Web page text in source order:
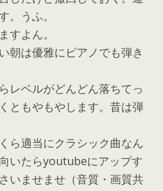
。うふ。
すよん。
朝は優雅にピアノでも弾き
レベルがどんどん落ちてっ
ともやもやします。昔は弾
ら適当にクラシック曲なん
いたらyoutubeにアップす
いませませ（音質・画質共